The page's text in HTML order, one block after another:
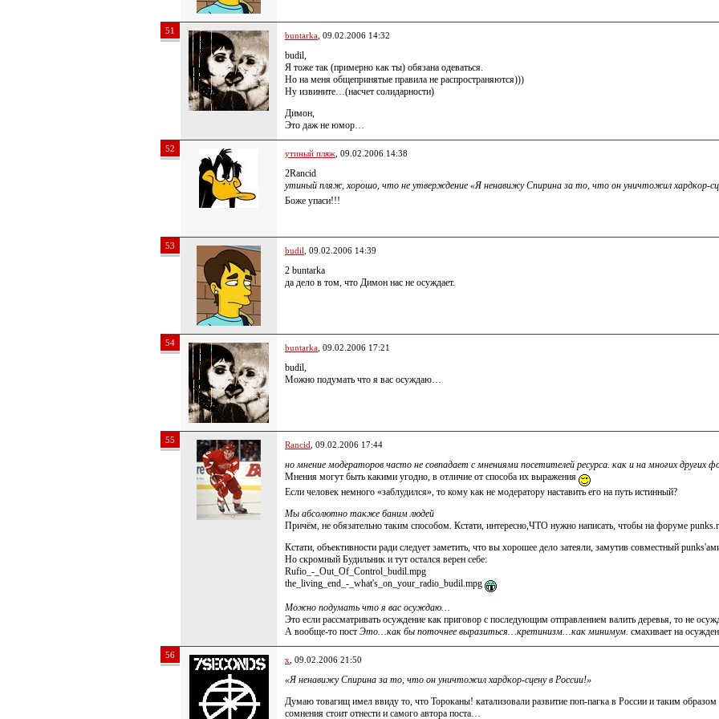
51 buntarka , 09.02.2006 14:32
budil,
Я тоже так (примерно как ты) обязана одеваться.
Но на меня общепринятые правила не распространяются)))
Ну извините…(насчет солидарности)
Димон,
Это даж не юмор…
52 утиный пляж , 09.02.2006 14:38
2Rancid
утиный пляж, хорошо, что не утверждение «Я ненавижу Спирина за то, что он уничтожил хардкор-
Боже упаси!!!
53 budil , 09.02.2006 14:39
2 buntarka
да дело в том, что Димон нас не осуждает.
54 buntarka , 09.02.2006 17:21
budil,
Можно подумать что я вас осуждаю…
55 Rancid , 09.02.2006 17:44
но мнение модераторов часто не совпадает с мнениями посетителей ресурса. как и на многих других
Мнения могут быть какими угодно, в отличие от способа их выражения
Если человек немного «заблудился», то кому как не модератору наставить его на путь истинный?
Мы абсолютно также баним людей
Причём, не обязательно таким способом. Кстати, интересно,ЧТО нужно написать, чтобы на форуме
Кстати, объективности ради следует заметить, что вы хорошее дело затеяли, замутив совместный
Но скромный Будильник и тут остался верен себе:
Rufio_-_Out_Of_Control_budil.mpg
the_living_end_-_what's_on_your_radio_budil.mpg
Можно подумать что я вас осуждаю…
Это если рассматривать осуждение как приговор с последующим отправлением валить деревья, то не
А вообще-то пост Это…как бы поточнее выразиться…кретинизм…как минимум. смахивает на
56 x , 09.02.2006 21:50
«Я ненавижу Спирина за то, что он уничтожил хардкор-сцену в России!»
Думаю товагищ имел ввиду то, что Тороканы! катализовали развитие поп-пагка в России и таким
сомнения стоит отнести и самого автора поста…